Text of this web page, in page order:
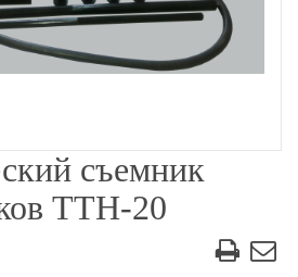
съемник
ТТН-20